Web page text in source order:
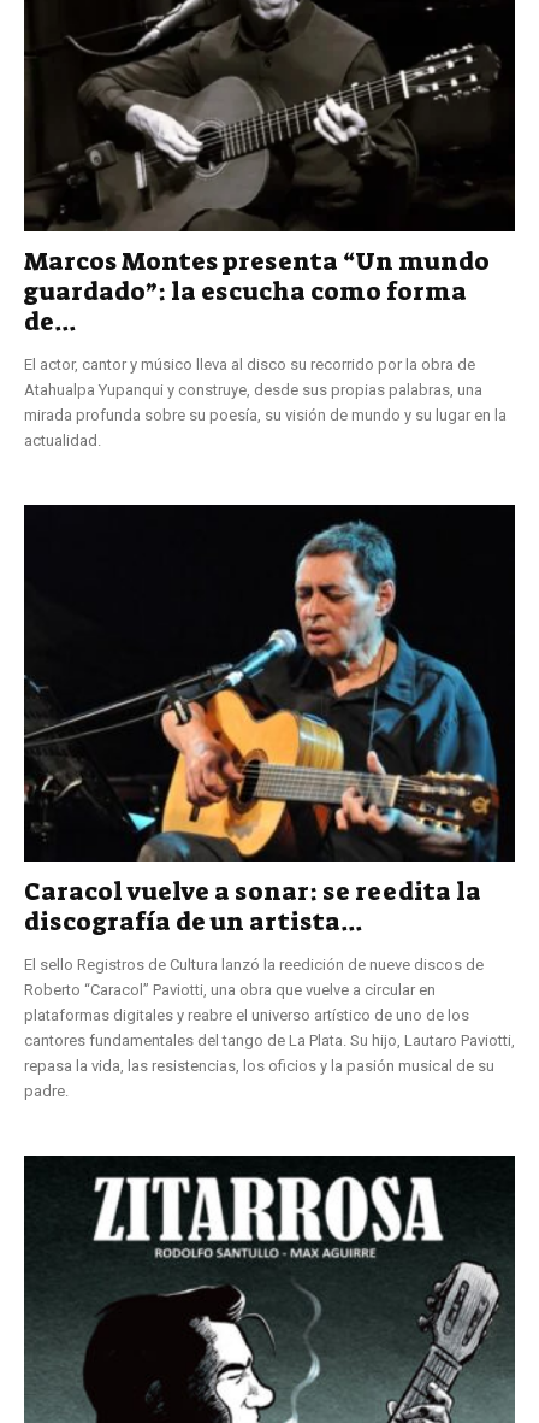
Marcos Montes presenta “Un mundo
guardado”: la escucha como forma
de...
El actor, cantor y músico lleva al disco su recorrido por la obra de
Atahualpa Yupanqui y construye, desde sus propias palabras, una
mirada profunda sobre su poesía, su visión de mundo y su lugar en la
actualidad.
Caracol vuelve a sonar: se reedita la
discografía de un artista...
El sello Registros de Cultura lanzó la reedición de nueve discos de
Roberto “Caracol” Paviotti, una obra que vuelve a circular en
plataformas digitales y reabre el universo artístico de uno de los
cantores fundamentales del tango de La Plata. Su hijo, Lautaro Paviotti,
repasa la vida, las resistencias, los oficios y la pasión musical de su
padre.